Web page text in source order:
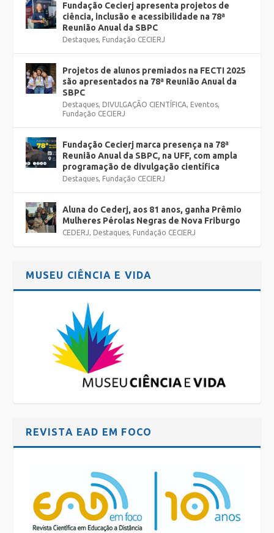
Fundação Cecierj apresenta projetos de
ciência, inclusão e acessibilidade na 78ª
Reunião Anual da SBPC
Destaques, Fundação CECIERJ
Projetos de alunos premiados na FECTI 2025
são apresentados na 78ª Reunião Anual da
SBPC
Destaques, DIVULGAÇÃO CIENTÍFICA, Eventos,
Fundação CECIERJ
Fundação Cecierj marca presença na 78ª
Reunião Anual da SBPC, na UFF, com ampla
programação de divulgação científica
Destaques, Fundação CECIERJ
Aluna do Cederj, aos 81 anos, ganha Prêmio
Mulheres Pérolas Negras de Nova Friburgo
CEDERJ, Destaques, Fundação CECIERJ
MUSEU CIÊNCIA E VIDA
REVISTA EAD EM FOCO